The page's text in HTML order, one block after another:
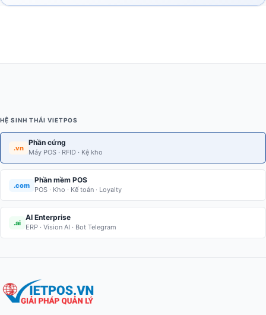
HỆ SINH THÁI VIETPOS
.vn
Phần cứng
Máy POS · RFID · Kệ kho
.com
Phần mềm POS
POS · Kho · Kế toán · Loyalty
.ai
AI Enterprise
ERP · Vision AI · Bot Telegram